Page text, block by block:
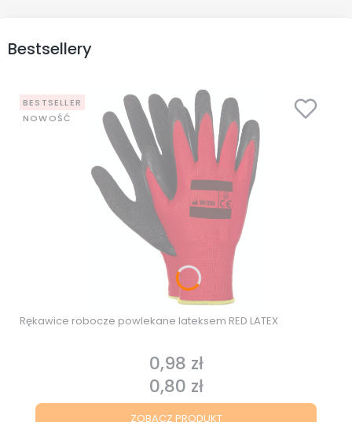
Bestsellery
BESTSELLER
NOWOŚĆ
Rękawice robocze powlekane lateksem RED LATEX
Cena
0,98 zł
Cena
0,80 zł
ZOBACZ PRODUKT